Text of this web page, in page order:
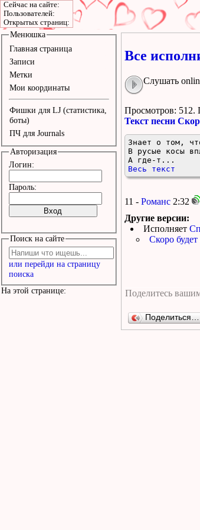
Все
Слушать
Просмотров: 512.
Текст песни
Знает о том,
В pyсые косы
А где-т...
Весь текст
11 - Романс 2:32
Другие версии:
Исполняет
Скоро
Поделиться…
Менюшка
Главная страница
Записи
Метки
Мои координаты
Фишки для LJ (статистика,
боты)
ПЧ для Journals
Авторизация
Логин:
Пароль:
Поиск на сайте
или перейди на страницу
поиска
На этой странице:
Сейчас на сайте:
Пользователей:
Открытых страниц: